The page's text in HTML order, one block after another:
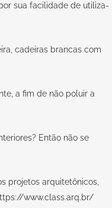
sua facilidade de utiliza-
cadeiras brancas com
a fim de não poluir a
Então não se
projetos arquitetônicos,
www.class.arq.br/